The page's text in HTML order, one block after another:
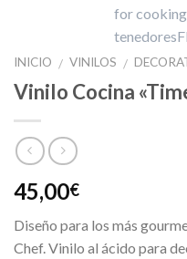
INICIO / VINILOS /
Vinilo Cocina
45,00€
Diseño para los más
Chef. Vinilo al ácido para